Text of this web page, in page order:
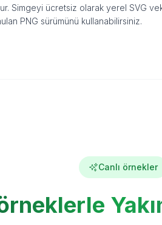
Simgeyi ücretsiz olarak yerel SVG
PNG sürümünü kullanabilirsiniz.
Canlı örnekler